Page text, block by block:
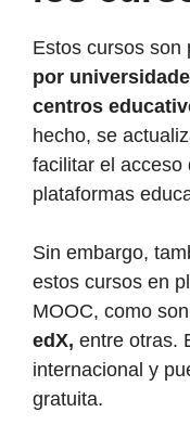
Estos cursos son
por
centros
hecho, se
facilitar el acceso
plataformas
Sin embargo,
estos cursos en
MOOC, como son
edX, entre otras.
internacional y
gratuita.